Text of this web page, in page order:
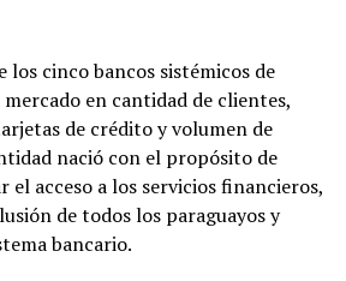
los cinco bancos sistémicos de
en cantidad de clientes,
de crédito y volumen de
nació con el propósito de
acceso a los servicios financieros,
de todos los paraguayos y
bancario.